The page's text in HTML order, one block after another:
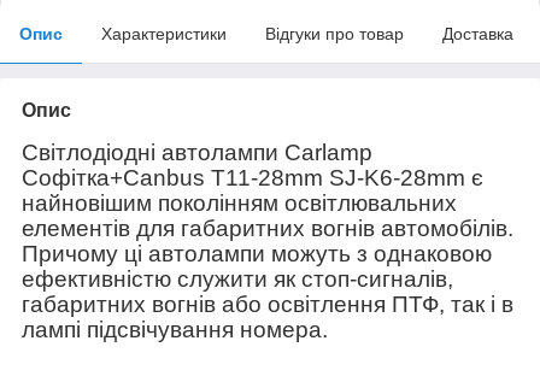
Опис Характеристики Відгуки про товар Доставка
Опис
Світлодіодні автолампи Carlamp
Софітка+Canbus T11-28mm SJ-K6-28mm є
найновішим поколінням освітлювальних
елементів для габаритних вогнів автомобілів.
Причому ці автолампи можуть з однаковою
ефективністю служити як стоп-сигналів,
габаритних вогнів або освітлення ПТФ, так і в
лампі підсвічування номера.